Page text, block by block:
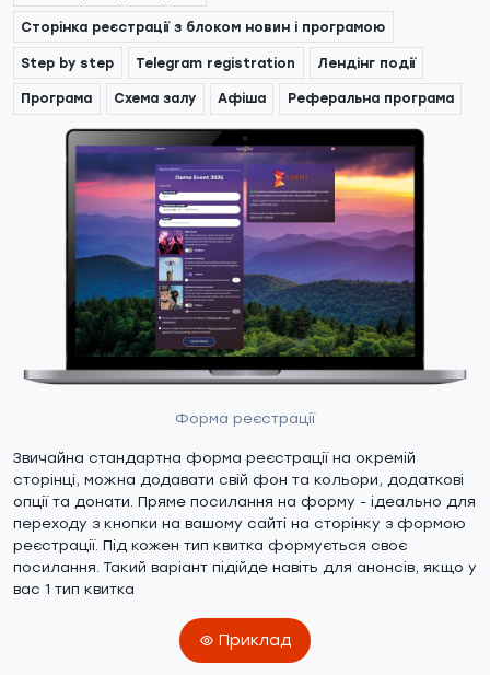
Сторінка реєстрації з блоком новин і програмою
Step by step Telegram registration Лендінг події
Програма Схема залу Афіша Реферальна програма
Форма реєстрації
Звичайна стандартна форма реєстрації на окремій
сторінці, можна додавати свій фон та кольори, додаткові
опції та донати. Пряме посилання на форму - ідеально для
переходу з кнопки на вашому сайті на сторінку з формою
реєстрації. Під кожен тип квитка формується своє
посилання. Такий варіант підійде навіть для анонсів, якщо у
вас 1 тип квитка
Приклад